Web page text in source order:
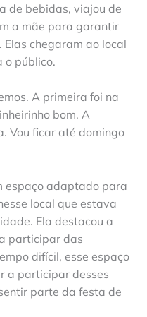
de bebidas, viajou de
a mãe para garantir
chegaram ao local
o público.
A primeira foi na
bom. A
Vou ficar até domingo
espaço adaptado para
local que estava
Ela destacou a
participar das
difícil, esse espaço
a participar desses
parte da festa de